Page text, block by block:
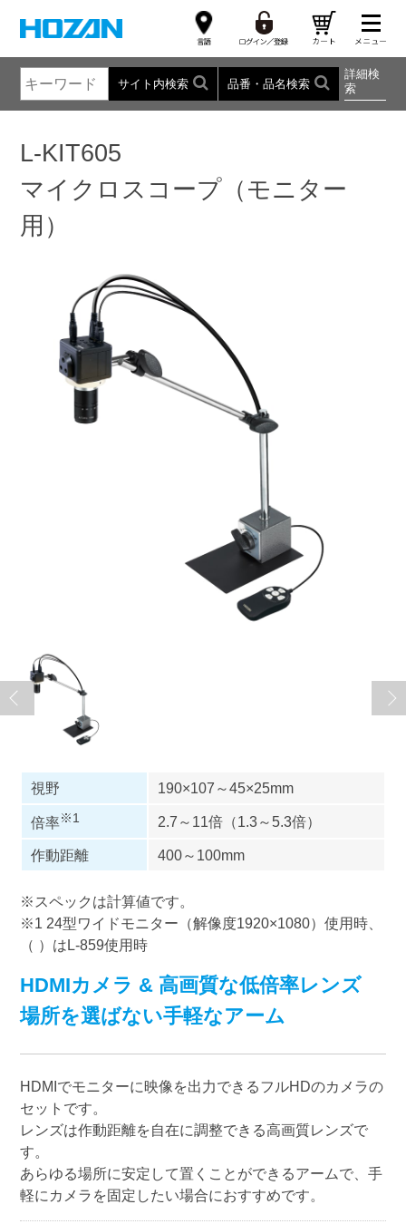
サイト内検索 品番・品名検索
詳細検
索
L-KIT605
マイクロスコープ（モニター
用）
視野 190×107～45×25mm
倍率※1 2.7～11倍（1.3～5.3倍）
作動距離 400～100mm
※スペックは計算値です。
※1 24型ワイドモニター（解像度1920×1080）使用時、
（ ）はL-859使用時
HDMIカメラ & 高画質な低倍率レンズ
場所を選ばない手軽なアーム
HDMIでモニターに映像を出力できるフルHDのカメラの
セットです。
レンズは作動距離を自在に調整できる高画質レンズで
す。
あらゆる場所に安定して置くことができるアームで、手
軽にカメラを固定したい場合におすすめです。